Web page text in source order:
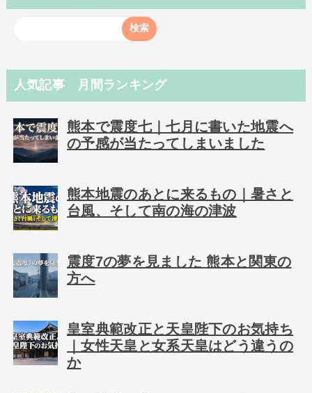
人気記事 月間ランキング
熊本で震度七｜七月に書いた地震へ
の予感が当たってしまいました
熊本地震のあとに来るもの｜暑さと
台風、そして南の海の津波
震度7の夢を見ました 熊本と関東の
方へ
皇室典範改正と天皇陛下のお気持ち
｜女性天皇と女系天皇はどう違うの
か